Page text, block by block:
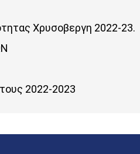
Χρυσοβεργη 2022-23.
2022-2023